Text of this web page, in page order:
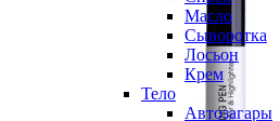
Масло
Сыворотка
Лосьон
Крем
Тело
Автозагары